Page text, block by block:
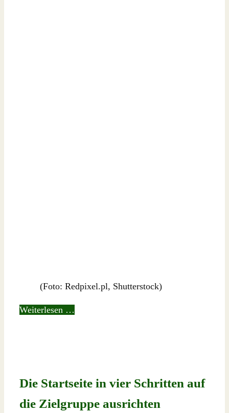
(Foto: Redpixel.pl, Shutterstock)
Weiterlesen …
Die Startseite in vier Schritten auf
die Zielgruppe ausrichten